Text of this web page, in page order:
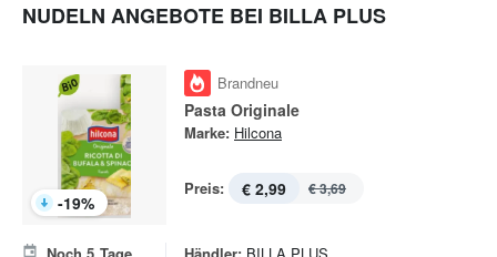
NUDELN ANGEBOTE BEI BILLA PLUS
-19%
Brandneu
Pasta Originale
Marke: Hilcona
Preis: € 2,99 € 3,69